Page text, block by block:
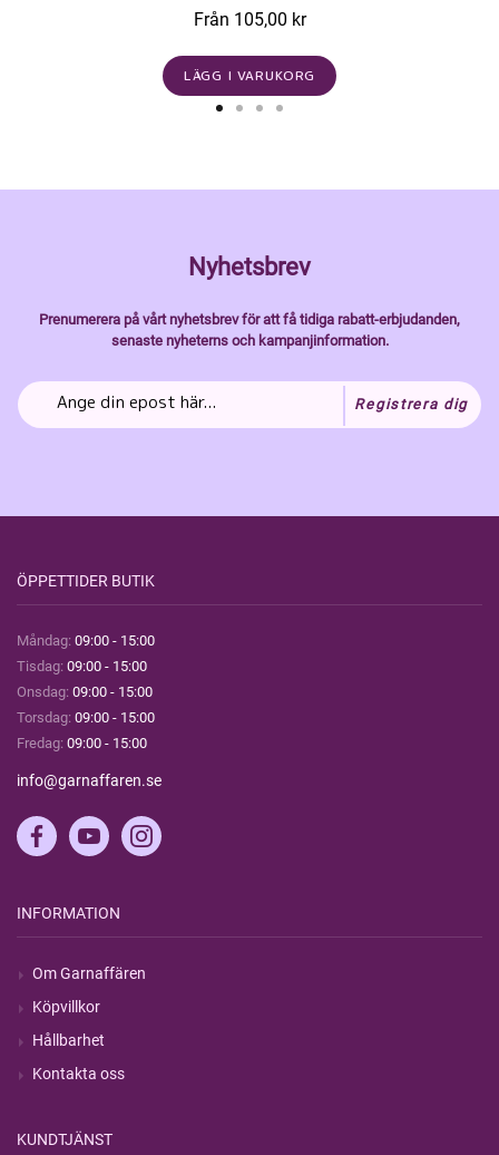
Från 105,00 kr
LÄGG I VARUKORG
Nyhetsbrev
Prenumerera på vårt nyhetsbrev för att få tidiga rabatt-erbjudanden,
senaste nyheterns och kampanjinformation.
Registrera dig
ÖPPETTIDER BUTIK
Måndag: 09:00 - 15:00
Tisdag: 09:00 - 15:00
Onsdag: 09:00 - 15:00
Torsdag: 09:00 - 15:00
Fredag: 09:00 - 15:00
info@garnaffaren.se
INFORMATION
Om Garnaffären
Köpvillkor
Hållbarhet
Kontakta oss
KUNDTJÄNST